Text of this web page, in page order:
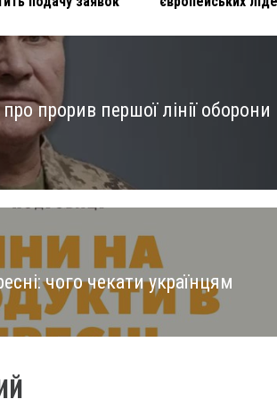
прорив першої лінії оборони
чого чекати українцям